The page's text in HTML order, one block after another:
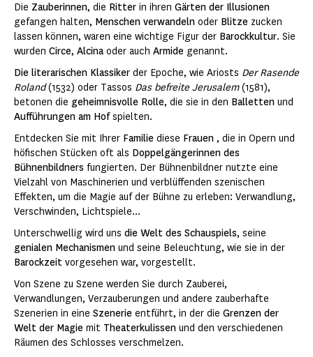
Die Zauberinnen, die Ritter in ihren Gärten der Illusionen
gefangen halten, Menschen verwandeln oder Blitze zucken
lassen können, waren eine wichtige Figur der Barockkultur. Sie
wurden Circe, Alcina oder auch Armide genannt.
Die literarischen Klassiker der Epoche, wie Ariosts Der Rasende
Roland(1532) oder Tassos Das befreite Jerusalem(1581),
betonen die geheimnisvolle Rolle, die sie in den Balletten und
Aufführungen am Hofspielten.
Entdecken Sie mit Ihrer Familie diese Frauen , die in Opern und
höfischen Stücken oft als Doppelgängerinnen des
Bühnenbildners fungierten. Der Bühnenbildner nutzte eine
Vielzahl von Maschinerien und verblüffenden szenischen
Effekten, um die Magie auf der Bühne zu erleben: Verwandlung,
Verschwinden, Lichtspiele...
Unterschwellig wird uns die Welt des Schauspiels, seine
genialen Mechanismen und seine Beleuchtung, wie sie in der
Barockzeit vorgesehen war, vorgestellt.
Von Szene zu Szene werden Sie durch Zauberei,
Verwandlungen, Verzauberungen und andere zauberhafte
Szenerien in eine Szenerie entführt, in der die Grenzen der
Welt der Magie mit Theaterkulissen und den verschiedenen
Räumen des Schlosses verschmelzen.